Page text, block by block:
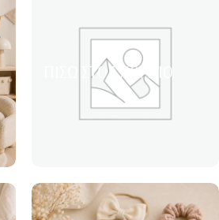
ΠΊΣΩ ΣΤΟ ΣΧΟΛΕΊΟ